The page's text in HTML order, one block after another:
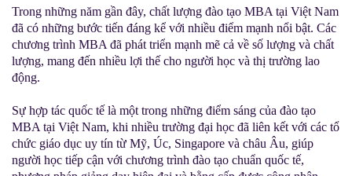
Trong những năm gần đây, chất lượng đào tạo MBA tại Việt Nam
đã có những bước tiến đáng kể với nhiều điểm mạnh nổi bật. Các
chương trình MBA đã phát triển mạnh mẽ cả về số lượng và chất
lượng, mang đến nhiều lợi thế cho người học và thị trường lao
động.
Sự hợp tác quốc tế là một trong những điểm sáng của đào tạo
MBA tại Việt Nam, khi nhiều trường đại học đã liên kết với các tổ
chức giáo dục uy tín từ Mỹ, Úc, Singapore và châu Âu, giúp
người học tiếp cận với chương trình đào tạo chuẩn quốc tế,